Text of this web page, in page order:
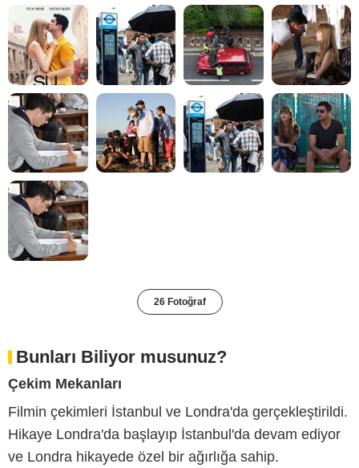
26 Fotoğraf
Bunları Biliyor musunuz?
Çekim Mekanları
Filmin çekimleri İstanbul ve Londra'da gerçekleştirildi.
Hikaye Londra'da başlayıp İstanbul'da devam ediyor
ve Londra hikayede özel bir ağırlığa sahip.